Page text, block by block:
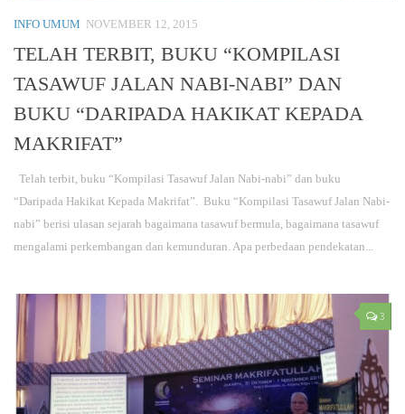
INFO UMUM NOVEMBER 12, 2015
TELAH TERBIT, BUKU “KOMPILASI
TASAWUF JALAN NABI-NABI” DAN
BUKU “DARIPADA HAKIKAT KEPADA
MAKRIFAT”
Telah terbit, buku “Kompilasi Tasawuf Jalan Nabi-nabi” dan buku
“Daripada Hakikat Kepada Makrifat”. Buku “Kompilasi Tasawuf Jalan Nabi-
nabi” berisi ulasan sejarah bagaimana tasawuf bermula, bagaimana tasawuf
mengalami perkembangan dan kemunduran. Apa perbedaan pendekatan...
3